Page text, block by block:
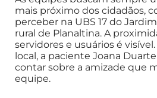
mais próximo dos cidadãos,
perceber na UBS 17 do
rural de Planaltina. A
servidores e usuários é
local, a paciente Joana
contar sobre a amizade que
equipe.